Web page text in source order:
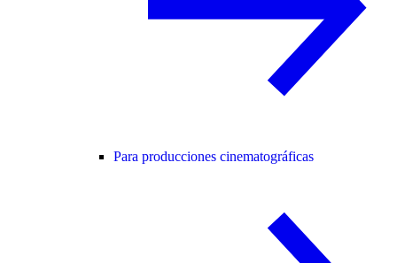
Para producciones cinematográficas